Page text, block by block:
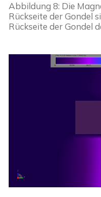
Abbildung 8: Die
Rückseite der Gondel
Rückseite der Gondel